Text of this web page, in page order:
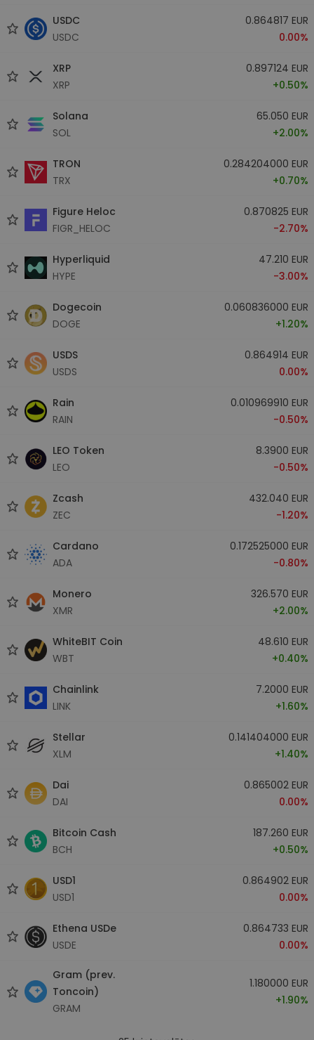
USDC
USDC
0.864817 EUR
0.00%
XRP
XRP
0.897124 EUR
+0.50%
Solana
SOL
65.050 EUR
+2.00%
TRON
TRX
0.284204000 EUR
+0.70%
Figure Heloc
FIGR_HELOC
0.870825 EUR
-2.70%
Hyperliquid
HYPE
47.210 EUR
-3.00%
Dogecoin
DOGE
0.060836000 EUR
+1.20%
USDS
USDS
0.864914 EUR
0.00%
Rain
RAIN
0.010969910 EUR
-0.50%
LEO Token
LEO
8.3900 EUR
-0.50%
Zcash
ZEC
432.040 EUR
-1.20%
Cardano
ADA
0.172525000 EUR
-0.80%
Monero
XMR
326.570 EUR
+2.00%
WhiteBIT Coin
WBT
48.610 EUR
+0.40%
Chainlink
LINK
7.2000 EUR
+1.60%
Stellar
XLM
0.141404000 EUR
+1.40%
Dai
DAI
0.865002 EUR
0.00%
Bitcoin Cash
BCH
187.260 EUR
+0.50%
USD1
USD1
0.864902 EUR
0.00%
Ethena USDe
USDE
0.864733 EUR
0.00%
Gram (prev.
Toncoin)
GRAM
1.180000 EUR
+1.90%